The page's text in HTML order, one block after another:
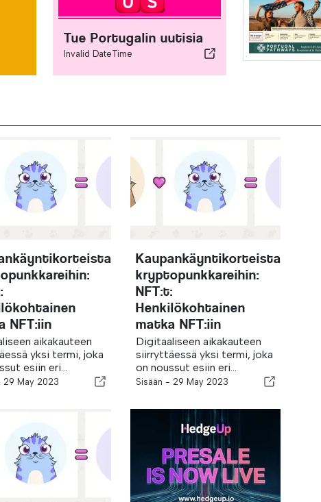
Tue Portugalin uutisia
Invalid DateTime
NFT:iin
aikakauteen
yksi termi, joka
esiin eri...
29 May 2023
Kaupankäyntikorteista
kryptopunkkareihin:
NFT:t:
Henkilökohtainen
matka NFT:iin
Digitaaliseen aikakauteen
siirryttäessä yksi termi, joka
on noussut esiin eri...
Sisään - 29 May 2023